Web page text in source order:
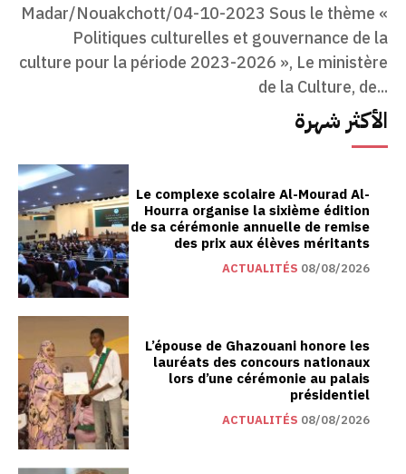
Madar/Nouakchott/04-10-2023 Sous le thème «
Politiques culturelles et gouvernance de la
culture pour la période 2023-2026 », Le ministère
de la Culture, de...
الأكثر شهرة
Le complexe scolaire Al-Mourad Al-
Hourra organise la sixième édition
de sa cérémonie annuelle de remise
des prix aux élèves méritants
ACTUALITÉS 08/08/2026
L’épouse de Ghazouani honore les
lauréats des concours nationaux
lors d’une cérémonie au palais
présidentiel
ACTUALITÉS 08/08/2026